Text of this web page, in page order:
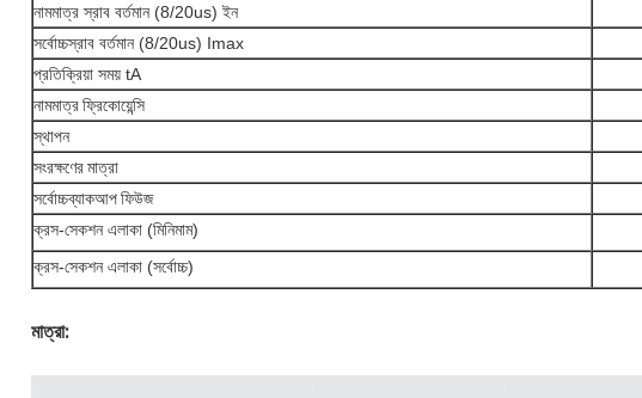
নামমাত্র স্রাব বর্তমান (8/20us) ইন
সর্বোচ্চস্রাব বর্তমান (8/20us) Imax
প্রতিক্রিয়া সময় tA
নামমাত্র ফ্রিকোয়েন্সি
স্থাপন
সংরক্ষণের মাত্রা
সর্বোচ্চব্যাকআপ ফিউজ
ক্রস-সেকশন এলাকা (মিনিমাম)
ক্রস-সেকশন এলাকা (সর্বোচ্চ)
মাত্রা: